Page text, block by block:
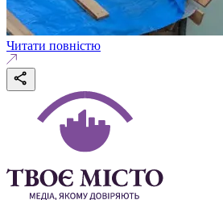
Читати повністю